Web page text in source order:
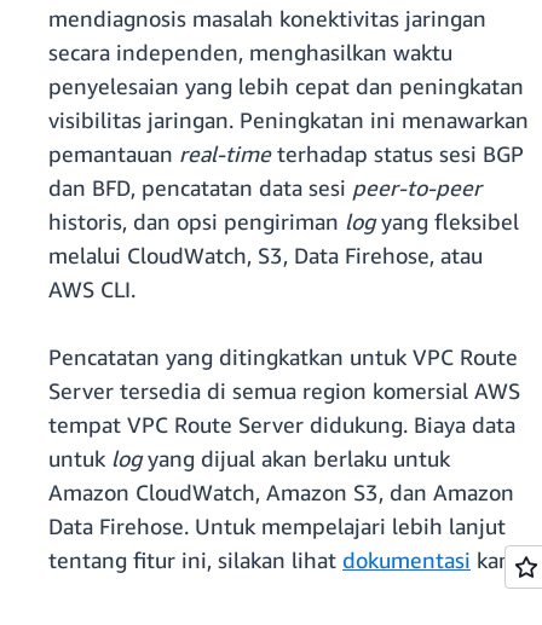
mendiagnosis masalah konektivitas jaringan
secara independen, menghasilkan waktu
penyelesaian yang lebih cepat dan peningkatan
visibilitas jaringan. Peningkatan ini menawarkan
pemantauan real-timeterhadap status sesi BGP
dan BFD, pencatatan data sesi peer-to-peer
historis, dan opsi pengiriman logyang fleksibel
melalui CloudWatch, S3, Data Firehose, atau
AWS CLI.
Pencatatan yang ditingkatkan untuk VPC Route
Server tersedia di semua region komersial AWS
tempat VPC Route Server didukung. Biaya data
untuk logyang dijual akan berlaku untuk
Amazon CloudWatch, Amazon S3, dan Amazon
Data Firehose. Untuk mempelajari lebih lanjut
tentang fitur ini, silakan lihat dokumentasi kami.